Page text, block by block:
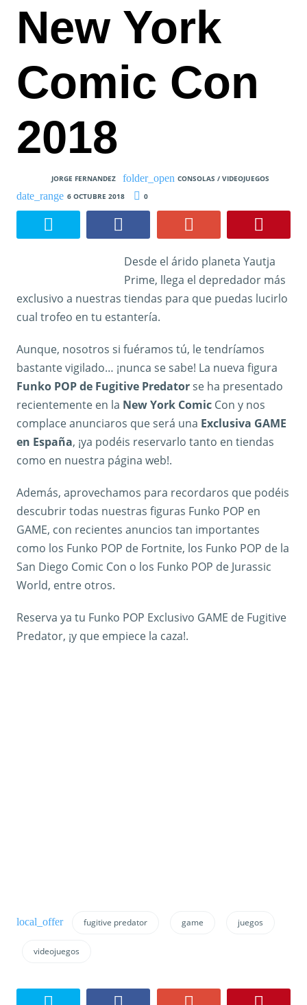
New York
Comic Con
2018
JORGE FERNANDEZ
CONSOLAS / VIDEOJUEGOS
6 OCTUBRE 2018
0
Desde el árido planeta Yautja
Prime, llega el depredador más
exclusivo a nuestras tiendas para que puedas lucirlo
cual trofeo en tu estantería.
Aunque, nosotros si fuéramos tú, le tendríamos
bastante vigilado… ¡nunca se sabe! La nueva figura
Funko POP de Fugitive Predatorse ha presentado
recientemente en la New York Comic Con y nos
complace anunciaros que será una Exclusiva GAME
en España, ¡ya podéis reservarlo tanto en tiendas
como en nuestra página web!.
Además, aprovechamos para recordaros que podéis
descubrir todas nuestras figuras Funko POP en
GAME, con recientes anuncios tan importantes
como los Funko POP de Fortnite, los Funko POP de la
San Diego Comic Con o los Funko POP de Jurassic
World, entre otros.
Reserva ya tu Funko POP Exclusivo GAME de Fugitive
Predator, ¡y que empiece la caza!.
fugitive predator game juegos
videojuegos